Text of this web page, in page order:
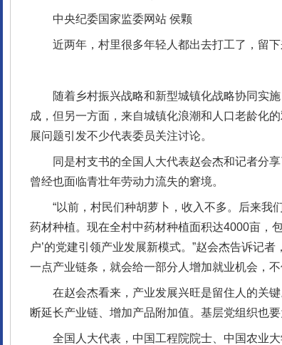
中央纪委国家监委网站 侯颗
近两年，村里很多年轻人都出去打工了，留下
随着乡村振兴战略和新型城镇化战略协同实施
成，但另一方面，来自城镇化浪潮和人口老龄化
展问题引发不少代表委员关注讨论。
同是村支书的全国人大代表赵会杰和记者分享
曾经也面临青壮年劳动力流失的窘境。
“以前，村民们种胡萝卜，收入不多。后来我
药材种植。现在全村中药材种植面积达4000亩，
户’的党建引领产业发展新模式。”赵会杰告诉记
一点产业链条，就会给一部分人增加就业机会，
在赵会杰看来，产业发展兴旺是留住人的关键
断延长产业链、增加产品附加值。基层党组织也
全国人大代表，中国工程院院士、中国农业大
法徽映军营 权益有保障